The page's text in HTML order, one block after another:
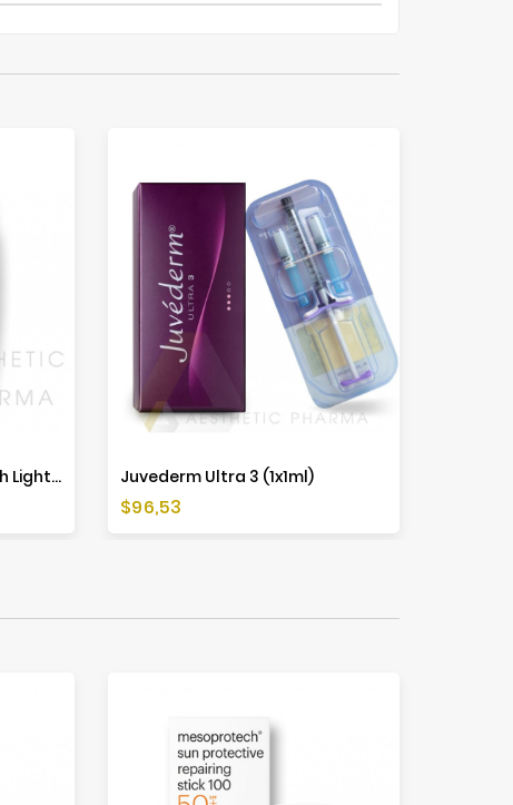
Mesoestetic Mesoprotech Light Water Antiaging Veil SPF50+- 50ml Juvederm Ultra 3 (1x1ml)
Cena
$96,53